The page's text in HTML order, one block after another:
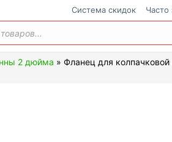
Cистема скидок Часто
2 дюйма » Фланец для